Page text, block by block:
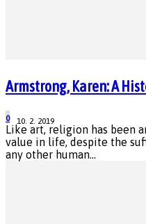
Armstrong, Karen: A
10. 2. 2019
0
Like art, religion has been
value in life, despite the
any other human...